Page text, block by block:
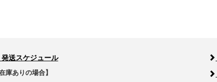
発送スケジュール
在庫ありの場合】